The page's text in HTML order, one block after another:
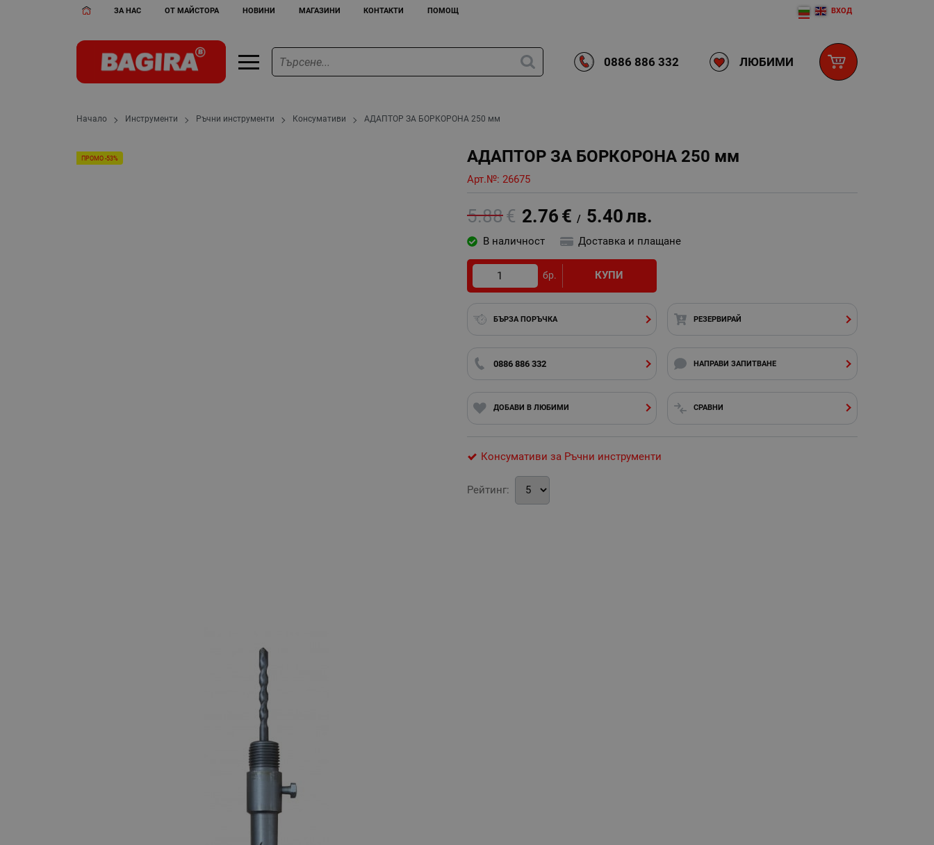
ЗА НАС ОТ МАЙСТОРА НОВИНИ МАГАЗИНИ КОНТАКТИ ПОМОЩ ВХОД
0886 886 332 ЛЮБИМИ
Начало Инструменти Ръчни инструменти Консумативи АДАПТОР ЗА БОРКОРОНА 250 мм
АДАПТОР ЗА БОРКОРОНА 250 мм
Арт.№: 26675
ПРОМО -53%
5.88€ 2.76 € / 5.40лв.
В наличност Доставка и плащане
бр. КУПИ
БЪРЗА ПОРЪЧКА РЕЗЕРВИРАЙ
0886 886 332 НАПРАВИ ЗАПИТВАНЕ
ДОБАВИ В ЛЮБИМИ СРАВНИ
Консумативи за Ръчни инструменти
Рейтинг: